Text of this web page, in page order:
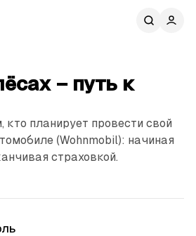
– путь к
кто планирует провести свой
(Wohnmobil): начиная
страховкой.